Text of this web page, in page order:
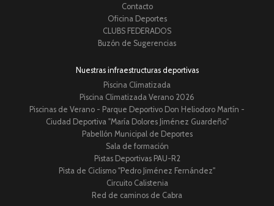
Contacto
Oficina Deportes
CLUBS FEDERADOS
Buzón de Sugerencias
Nuestras infraestructuras deportivas
Piscina Climatizada
Piscina Climatizada Verano 2026
Piscinas de Verano - Parque Deportivo Don Heliodoro Martín -
Ciudad Deportiva "María Dolores Jiménez Guardeño"
Pabellón Municipal de Deportes
Sala de formación
Pistas Deportivas PAU-R2
Pista de Ciclismo "Pedro Jiménez Fernández"
Circuito Calistenia
Red de caminos de Cabra